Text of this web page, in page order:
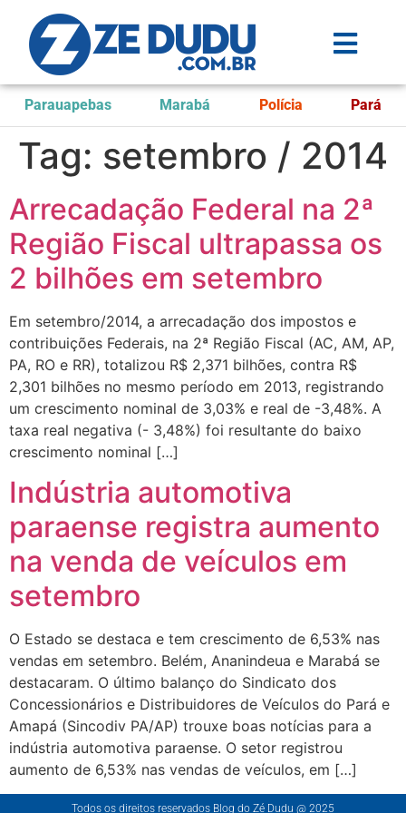
Parauapebas Marabá Polícia Pará
Tag: setembro / 2014
Arrecadação Federal na 2ª
Região Fiscal ultrapassa os
2 bilhões em setembro
Em setembro/2014, a arrecadação dos impostos e
contribuições Federais, na 2ª Região Fiscal (AC, AM, AP,
PA, RO e RR), totalizou R$ 2,371 bilhões, contra R$
2,301 bilhões no mesmo período em 2013, registrando
um crescimento nominal de 3,03% e real de -3,48%. A
taxa real negativa (- 3,48%) foi resultante do baixo
crescimento nominal […]
Indústria automotiva
paraense registra aumento
na venda de veículos em
setembro
O Estado se destaca e tem crescimento de 6,53% nas
vendas em setembro. Belém, Ananindeua e Marabá se
destacaram. O último balanço do Sindicato dos
Concessionários e Distribuidores de Veículos do Pará e
Amapá (Sincodiv PA/AP) trouxe boas notícias para a
indústria automotiva paraense. O setor registrou
aumento de 6,53% nas vendas de veículos, em […]
Todos os direitos reservados Blog do Zé Dudu @ 2025